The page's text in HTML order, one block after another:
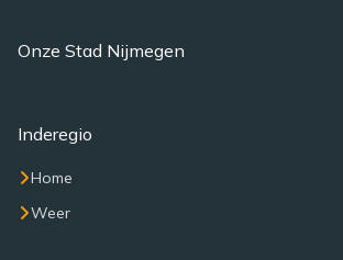
Onze Stad Nijmegen
Inderegio
Home
Weer